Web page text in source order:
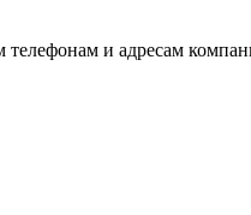
и адресам